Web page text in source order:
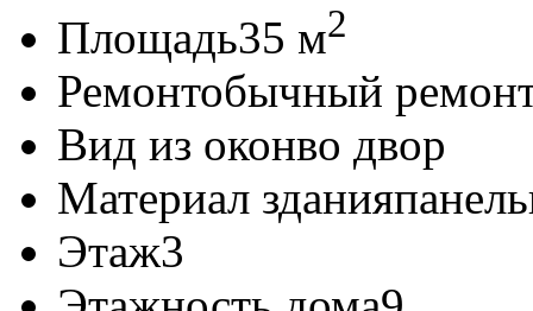
Площадь35 м2
Ремонтобычный
Вид из оконво двор
Материал здания
Этаж3